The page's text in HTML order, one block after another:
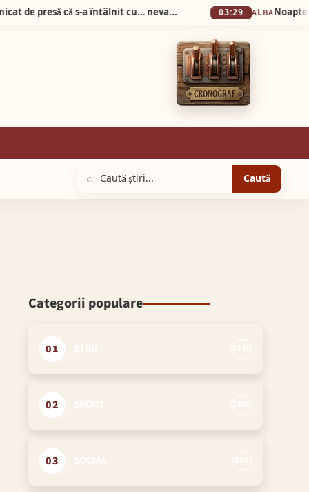
Știrea zilei! Prefectul de Alba a dat comunicat de presǎ cǎ s-a întâlnit cu… nevastă-sa la…Prefecturǎ! 03:29 ALBA
⌕ Caută
Categorii populare
01
02
03